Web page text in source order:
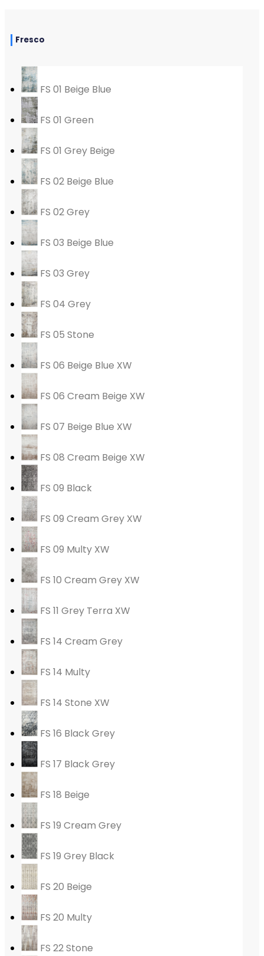
Fresco
FS 01 Beige Blue
FS 01 Green
FS 01 Grey Beige
FS 02 Beige Blue
FS 02 Grey
FS 03 Beige Blue
FS 03 Grey
FS 04 Grey
FS 05 Stone
FS 06 Beige Blue XW
FS 06 Cream Beige XW
FS 07 Beige Blue XW
FS 08 Cream Beige XW
FS 09 Black
FS 09 Cream Grey XW
FS 09 Multy XW
FS 10 Cream Grey XW
FS 11 Grey Terra XW
FS 14 Cream Grey
FS 14 Multy
FS 14 Stone XW
FS 16 Black Grey
FS 17 Black Grey
FS 18 Beige
FS 19 Cream Grey
FS 19 Grey Black
FS 20 Beige
FS 20 Multy
FS 22 Stone